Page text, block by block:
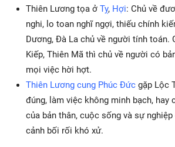
Thiên Lương tọa ở Tỵ, Hợi: Chủ về
nghi, lo toan nghĩ ngợi, thiếu chính
Dương, Đà La chủ về người tính toán.
Kiếp, Thiên Mã thì chủ về người có
mọi việc hời hợt.
Thiên Lương cung Phúc Đức gặp Lộc
đúng, làm việc không minh bạch, hay
của bản thân, cuộc sống và sự
cảnh bối rối khó xử.